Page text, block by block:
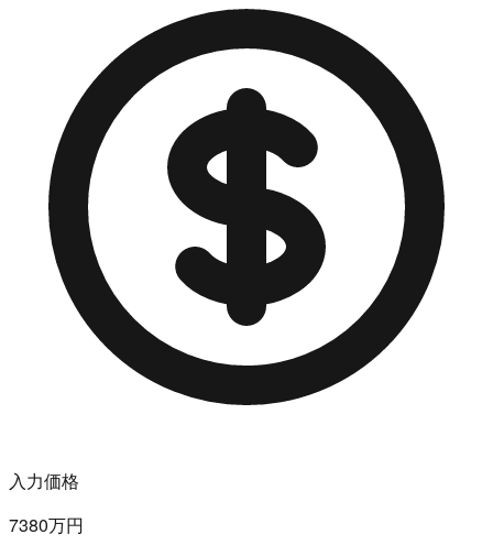
入力価格
7380万円